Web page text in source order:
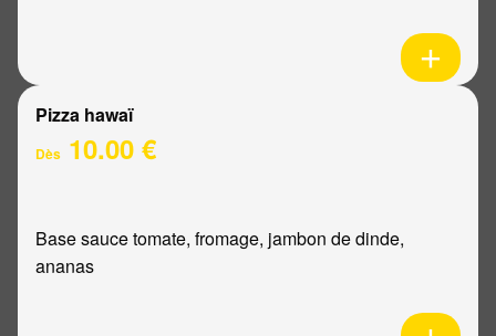
Pizza hawaï
Dès 10.00 €
Base sauce tomate, fromage, jambon de dinde,
ananas